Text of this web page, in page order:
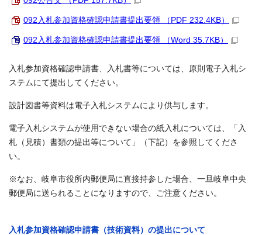
092入札参加資格確認申請書提出要領 （PDF 232.4KB）
092入札参加資格確認申請書提出要領 （Word 35.7KB）
入札参加資格確認申請書、入札書等については、原則電子入札シ
ステムにて提出してください。
設計図書等資料は電子入札システムにより供与します。
電子入札システムが使用できない場合の紙入札については、「入
札（見積）書類の提出等について」（下記）を参照してくださ
い。
※なお、岐阜市役所内郵便局に直接持参した場合、一旦岐阜中央
郵便局に送られることになりますので、ご注意ください。
入札参加資格確認申請書（技術資料）の提出について